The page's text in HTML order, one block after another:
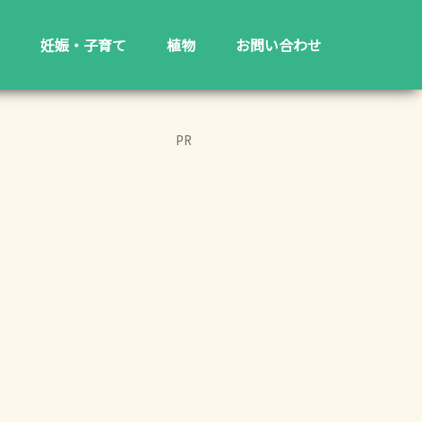
妊娠・子育て 植物 お問い合わせ
PR